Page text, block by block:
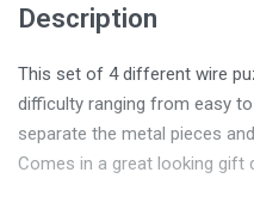
Description
This set of 4 different wire
difficulty ranging from easy
separate the metal pieces
Comes in a great looking gift